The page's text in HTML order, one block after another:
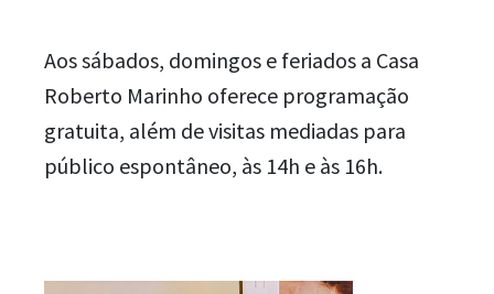
Aos sábados, domingos e feriados a Casa
Roberto Marinho oferece programação
gratuita, além de visitas mediadas para
público espontâneo, às 14h e às 16h.